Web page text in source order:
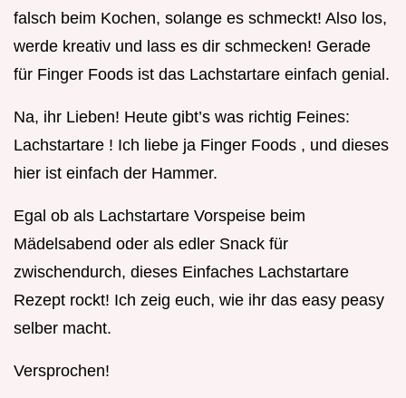
falsch beim Kochen, solange es schmeckt! Also los,
werde kreativ und lass es dir schmecken! Gerade
für Finger Foods ist das Lachstartare einfach genial.
Na, ihr Lieben! Heute gibt’s was richtig Feines:
Lachstartare ! Ich liebe ja Finger Foods , und dieses
hier ist einfach der Hammer.
Egal ob als Lachstartare Vorspeise beim
Mädelsabend oder als edler Snack für
zwischendurch, dieses Einfaches Lachstartare
Rezept rockt! Ich zeig euch, wie ihr das easy peasy
selber macht.
Versprochen!